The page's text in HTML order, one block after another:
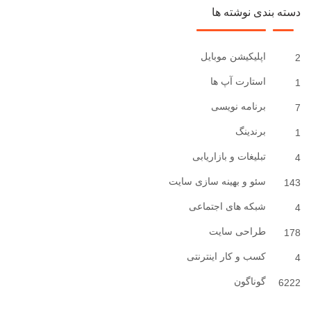
دسته بندی نوشته ها
2 اپلیکیشن موبایل
1 استارت آپ ها
7 برنامه نویسی
1 برندینگ
4 تبلیغات و بازاریابی
143 سئو و بهینه سازی سایت
4 شبکه های اجتماعی
178 طراحی سایت
4 کسب و کار اینترنتی
6222 گوناگون